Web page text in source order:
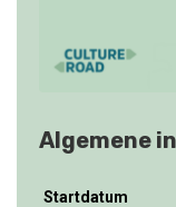
Algemene
Startdatum